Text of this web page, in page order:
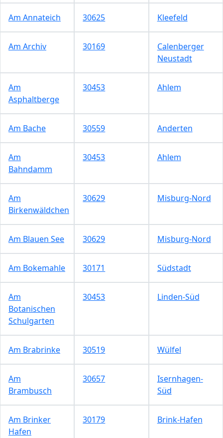
Am Annateich 30625 Kleefeld
Am Archiv 30169
Calenberger
Neustadt
Am
Asphaltberge
30453 Ahlem
Am Bache 30559 Anderten
Am
Bahndamm
30453 Ahlem
Am
Birkenwäldchen
30629 Misburg-Nord
Am Blauen See 30629 Misburg-Nord
Am Bokemahle 30171 Südstadt
Am
Botanischen
Schulgarten
30453 Linden-Süd
Am Brabrinke 30519 Wülfel
Am
Brambusch
30657
Isernhagen-
Süd
Am Brinker
Hafen
30179 Brink-Hafen